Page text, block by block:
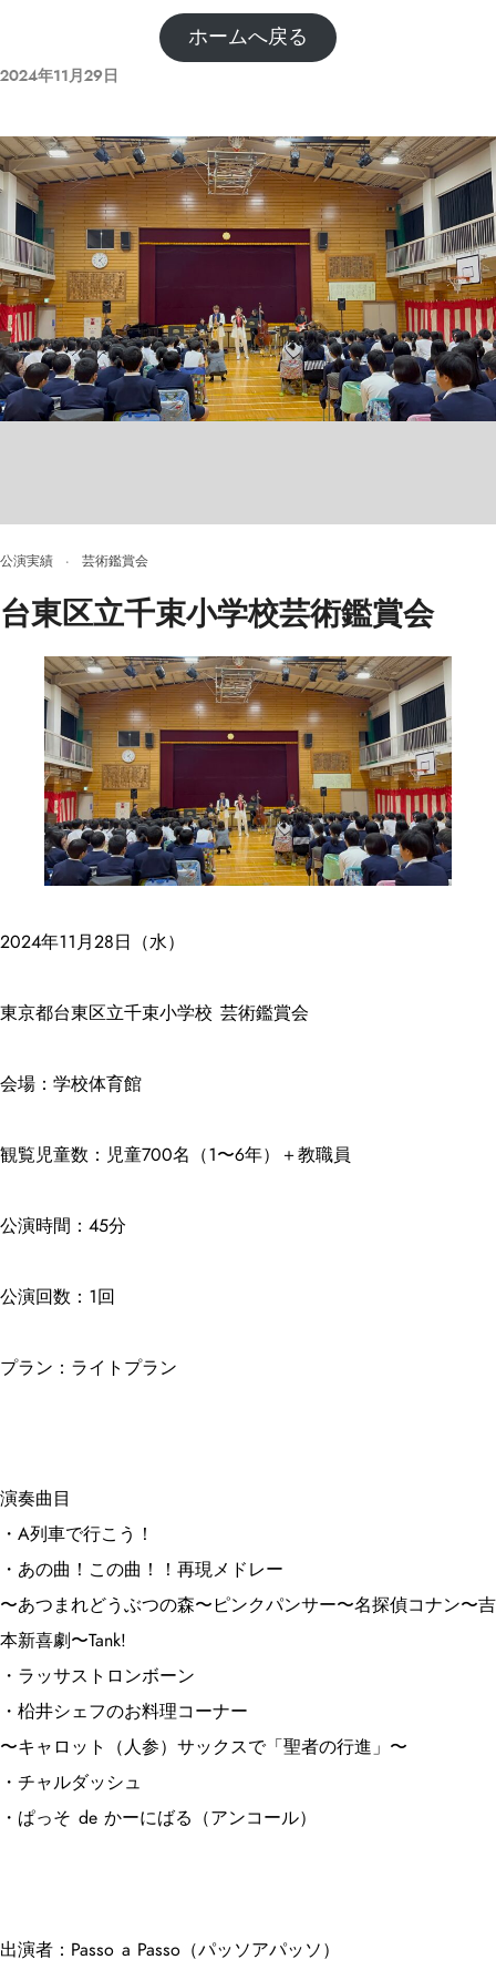
ホームへ戻る
2024年11月29日
公演実績 ·芸術鑑賞会
台東区立千束小学校芸術鑑賞会
2024年11月28日（水）
東京都台東区立千束小学校 芸術鑑賞会
会場：学校体育館
観覧児童数：児童700名（1〜6年）＋教職員
公演時間：45分
公演回数：1回
プラン：ライトプラン
演奏曲目
・A列車で行こう！
・あの曲！この曲！！再現メドレー
〜あつまれどうぶつの森〜ピンクパンサー〜名探偵コナン〜吉
本新喜劇〜Tank!
・ラッサストロンボーン
・柗井シェフのお料理コーナー
〜キャロット（人参）サックスで「聖者の行進」〜
・チャルダッシュ
・ぱっそ de かーにばる（アンコール）
出演者：Passo a Passo（パッソアパッソ）